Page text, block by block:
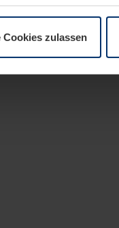
Seite
zulassen